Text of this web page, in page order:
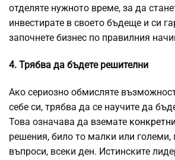
отделяте нужното време, за да
инвестирате в своето бъдеще и си
започнете бизнес по правилния
4. Трябва да бъдете решителни
Ако сериозно обмисляте
себе си, трябва да се научите да
Това означава да вземате конкретни
решения, било то малки или големи,
въпроси, всеки ден. Истинските